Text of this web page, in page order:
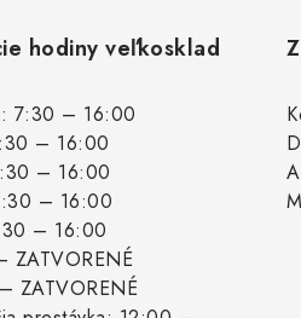
hodiny veľkosklad
7:30 – 16:00
– 16:00
– 16:00
– 16:00
– 16:00
ZATVORENÉ
ZATVORENÉ